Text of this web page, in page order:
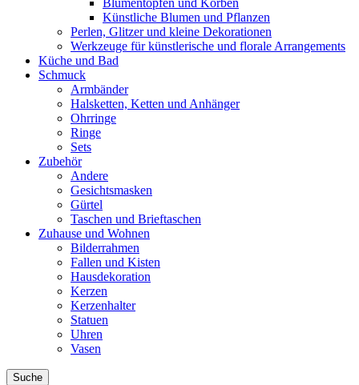
Blumentöpfen und Körben
Künstliche Blumen und Pflanzen
Perlen, Glitzer und kleine Dekorationen
Werkzeuge für künstlerische und florale Arrangements
Küche und Bad
Schmuck
Armbänder
Halsketten, Ketten und Anhänger
Ohrringe
Ringe
Sets
Zubehör
Andere
Gesichtsmasken
Gürtel
Taschen und Brieftaschen
Zuhause und Wohnen
Bilderrahmen
Fallen und Kisten
Hausdekoration
Kerzen
Kerzenhalter
Statuen
Uhren
Vasen
Suche